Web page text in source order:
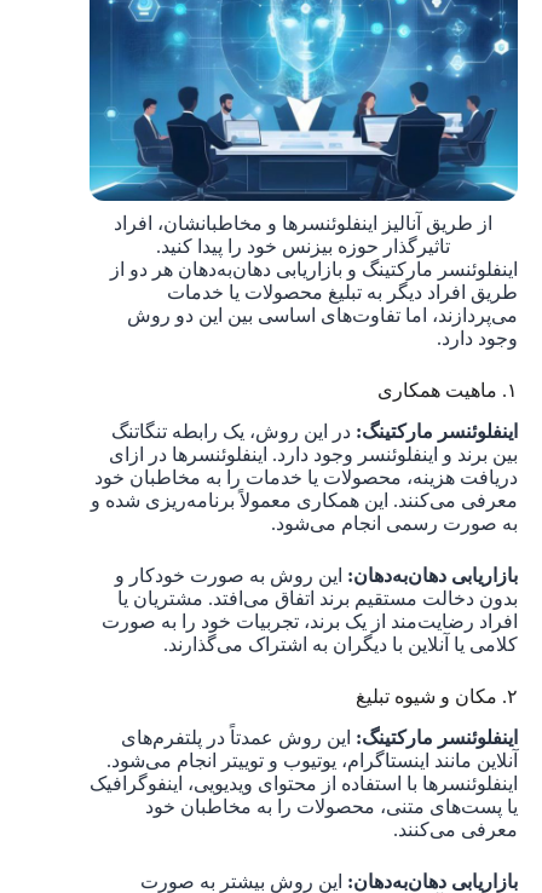
از طریق آنالیز اینفلوئنسرها و مخاطبانشان، افراد
تاثیرگذار حوزه بیزنس خود را پیدا کنید.
اینفلوئنسر مارکتینگ و بازاریابی دهان‌به‌دهان هر دو از
طریق افراد دیگر به تبلیغ محصولات یا خدمات
می‌پردازند، اما تفاوت‌های اساسی بین این دو روش
وجود دارد.
۱. ماهیت همکاری
اینفلوئنسر مارکتینگ: در این روش، یک رابطه تنگاتنگ
بین برند و اینفلوئنسر وجود دارد. اینفلوئنسرها در ازای
دریافت هزینه، محصولات یا خدمات را به مخاطبان خود
معرفی می‌کنند. این همکاری معمولاً برنامه‌ریزی شده و
به صورت رسمی انجام می‌شود.
بازاریابی دهان‌به‌دهان: این روش به صورت خودکار و
بدون دخالت مستقیم برند اتفاق می‌افتد. مشتریان یا
افراد رضایت‌مند از یک برند، تجربیات خود را به صورت
کلامی یا آنلاین با دیگران به اشتراک می‌گذارند.
۲. مکان و شیوه تبلیغ
اینفلوئنسر مارکتینگ: این روش عمدتاً در پلتفرم‌های
آنلاین مانند اینستاگرام، یوتیوب و توییتر انجام می‌شود.
اینفلوئنسرها با استفاده از محتوای ویدیویی، اینفوگرافیک
یا پست‌های متنی، محصولات را به مخاطبان خود
معرفی می‌کنند.
بازاریابی دهان‌به‌دهان: این روش بیشتر به صورت